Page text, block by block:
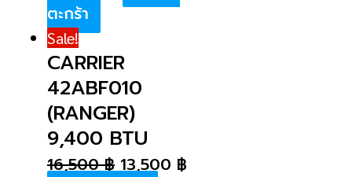
ตะกร้า
Sale!
CARRIER
42ABF010
(RANGER)
9,400 BTU
16,500฿ 13,500 ฿